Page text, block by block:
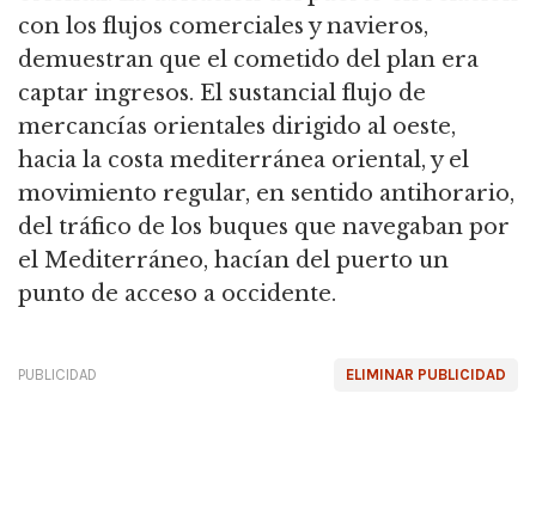
con los flujos comerciales y navieros,
demuestran que el cometido del plan era
captar ingresos. El sustancial flujo de
mercancías orientales dirigido al oeste,
hacia la costa mediterránea oriental, y el
movimiento regular, en sentido antihorario,
del tráfico de los buques que navegaban por
el Mediterráneo, hacían del puerto un
punto de acceso a occidente.
ELIMINAR PUBLICIDAD
PUBLICIDAD